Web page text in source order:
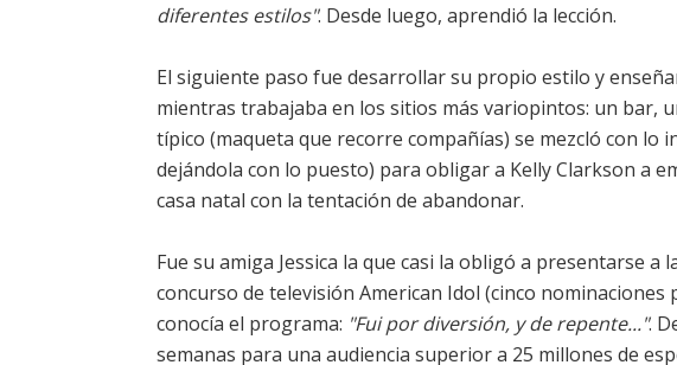
diferentes estilos". Desde luego, aprendió la lección.
El siguiente paso fue desarrollar su propio estilo y
mientras trabajaba en los sitios más variopintos: un bar,
típico (maqueta que recorre compañías) se mezcló con lo
dejándola con lo puesto) para obligar a Kelly Clarkson a
casa natal con la tentación de abandonar.
Fue su amiga Jessica la que casi la obligó a presentarse
concurso de televisión American Idol (cinco nominaciones
conocía el programa: "Fui por diversión, y de repente...".
semanas para una audiencia superior a 25 millones de